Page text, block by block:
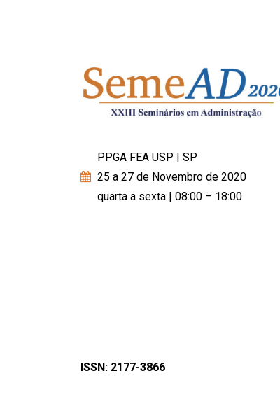
PPGA FEA USP | SP
25 a 27 de Novembro de 2020
quarta a sexta | 08:00 – 18:00
ISSN: 2177-3866